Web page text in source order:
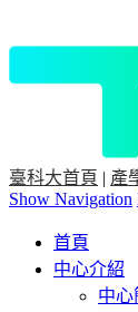
臺科大首頁 | 產
Show Navigation
首頁
中心介紹
中心